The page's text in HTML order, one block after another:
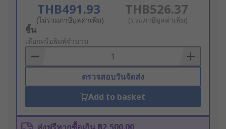
THB491.93
(ไม่รวมภาษีมูลค่าเพิ่ม)
THB526.37
(รวมภาษีมูลค่าเพิ่ม)
Add
to
Basket
ชิ้น
เลือกหรือพิมพ์จำนวน
ตรวจสอบวันจัดส่ง
Add to basket